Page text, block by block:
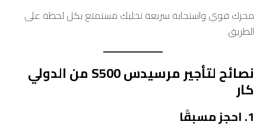
محرك قوي واستجابة سريعة تخليك مستمتع بكل لحظة على
الطريق.
نصائح لتأجير مرسيدس S500 من الدولي
كار
1. احجز مسبقًا